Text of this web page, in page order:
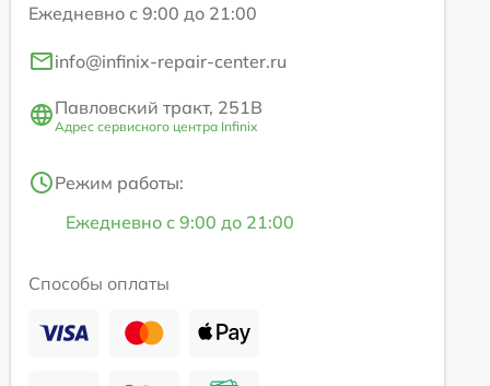
Ежедневно с 9:00 до 21:00
info@infinix-repair-center.ru
Павловский тракт, 251В
Адрес сервисного центра Infinix
Режим работы:
Ежедневно с 9:00 до 21:00
Способы оплаты